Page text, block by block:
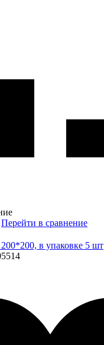
Перейти в сравнение
в упаковке 5 шт